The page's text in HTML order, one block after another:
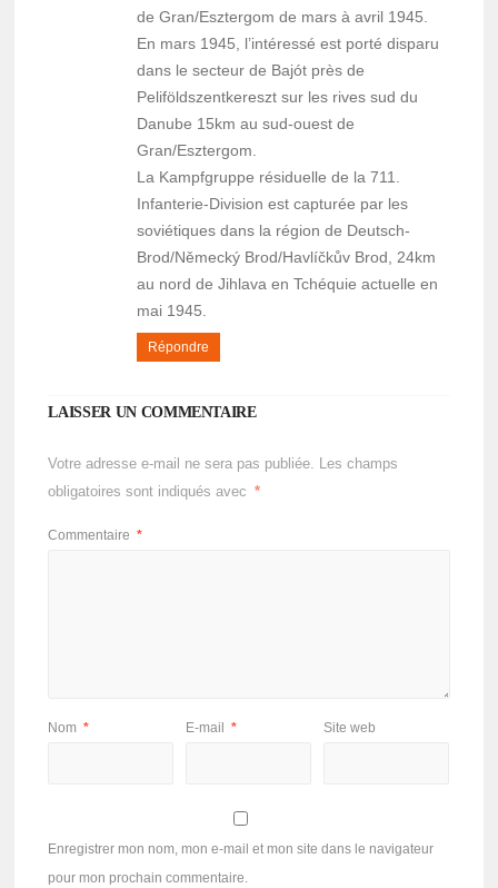
de Gran/Esztergom de mars à avril 1945.
En mars 1945, l’intéressé est porté disparu
dans le secteur de Bajót près de
Peliföldszentkereszt sur les rives sud du
Danube 15km au sud-ouest de
Gran/Esztergom.
La Kampfgruppe résiduelle de la 711.
Infanterie-Division est capturée par les
soviétiques dans la région de Deutsch-
Brod/Německý Brod/Havlíčkův Brod, 24km
au nord de Jihlava en Tchéquie actuelle en
mai 1945.
Répondre
LAISSER UN COMMENTAIRE
Votre adresse e-mail ne sera pas publiée. Les champs
obligatoires sont indiqués avec
*
Commentaire *
Nom * E-mail * Site web
Enregistrer mon nom, mon e-mail et mon site dans le navigateur
pour mon prochain commentaire.